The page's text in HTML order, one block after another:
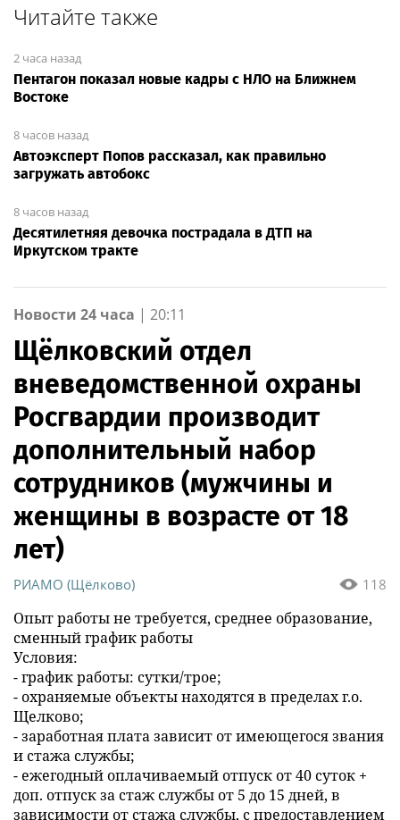
Читайте также
2 часа назад
Пентагон показал новые кадры с НЛО на Ближнем
Востоке
8 часов назад
Автоэксперт Попов рассказал, как правильно
загружать автобокс
8 часов назад
Десятилетняя девочка пострадала в ДТП на
Иркутском тракте
Новости 24 часа | 20:11
Щёлковский отдел
вневедомственной охраны
Росгвардии производит
дополнительный набор
сотрудников (мужчины и
женщины в возрасте от 18
лет)
118
РИАМО (Щёлково)
Опыт работы не требуется, среднее образование,
сменный график работы
Условия:
- график работы: сутки/трое;
- охраняемые объекты находятся в пределах г.о.
Щелково;
- заработная плата зависит от имеющегося звания
и стажа службы;
- ежегодный оплачиваемый отпуск от 40 суток +
доп. отпуск за стаж службы от 5 до 15 дней, в
зависимости от стажа службы, с предоставлением